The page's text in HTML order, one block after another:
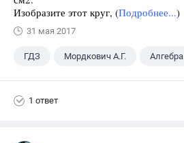
Изобразите этот круг, (Подробнее...)
31 мая 2017
ГДЗ Мордкович А.Г. Алгебра
1 ответ